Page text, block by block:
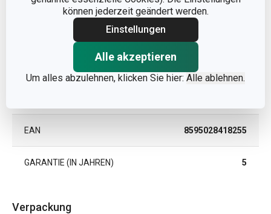
können jederzeit geändert werden.
Einstellungen
Alle akzeptieren
Um alles abzulehnen, klicken Sie hier: Alle ablehnen.
GLAS-/KERAMIKHERD
EAN 8595028418255
GARANTIE (IN JAHREN) 5
Verpackung